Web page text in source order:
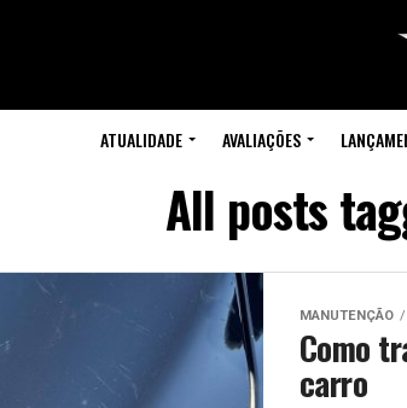
ATUALIDADE AVALIAÇÕES
All posts
MANUTENÇÃO
Como
carro